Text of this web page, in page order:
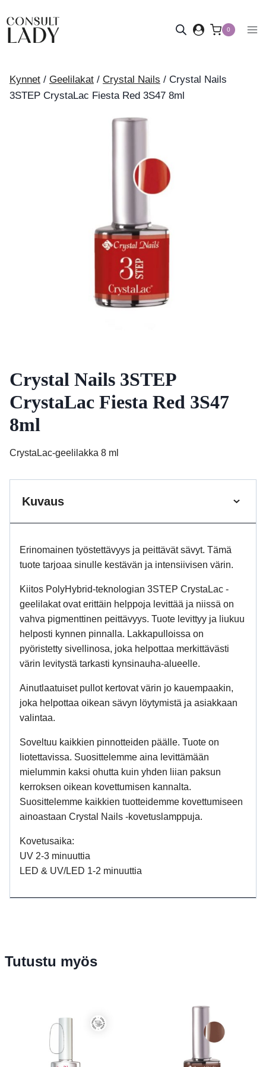
sisältöön
0
Kynnet / Geelilakat / Crystal Nails / Crystal Nails
3STEP CrystaLac Fiesta Red 3S47 8ml
Crystal Nails 3STEP
CrystaLac Fiesta Red 3S47
8ml
CrystaLac-geelilakka 8 ml
Kuvaus
Erinomainen työstettävyys ja peittävät sävyt. Tämä
tuote tarjoaa sinulle kestävän ja intensiivisen värin.
Kiitos PolyHybrid-teknologian 3STEP CrystaLac -
geelilakat ovat erittäin helppoja levittää ja niissä on
vahva pigmenttinen peittävyys. Tuote levittyy ja liukuu
helposti kynnen pinnalla. Lakkapulloissa on
pyöristetty sivellinosa, joka helpottaa merkittävästi
värin levitystä tarkasti kynsinauha-alueelle.
Ainutlaatuiset pullot kertovat värin jo kauempaakin,
joka helpottaa oikean sävyn löytymistä ja asiakkaan
valintaa.
Soveltuu kaikkien pinnotteiden päälle. Tuote on
liotettavissa. Suosittelemme aina levittämään
mielummin kaksi ohutta kuin yhden liian paksun
kerroksen oikean kovettumisen kannalta.
Suosittelemme kaikkien tuotteidemme kovettumiseen
ainoastaan Crystal Nails -kovetuslamppuja.
Kovetusaika:
UV 2-3 minuuttia
LED & UV/LED 1-2 minuuttia
Tutustu myös